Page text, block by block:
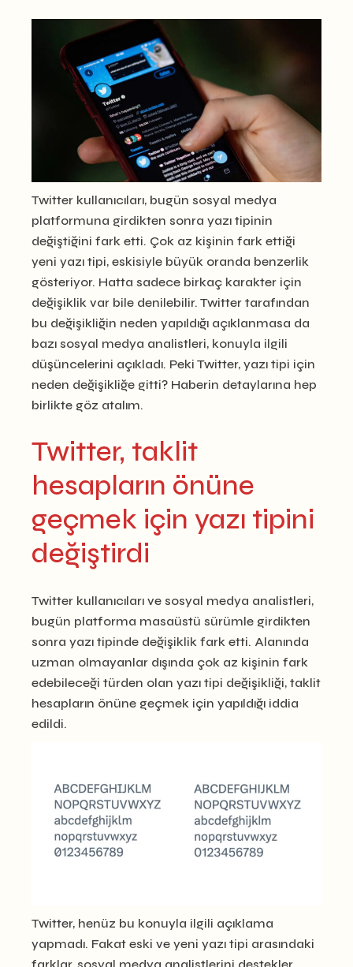
Twitter kullanıcıları, bugün sosyal medya
platformuna girdikten sonra yazı tipinin
değiştiğini fark etti. Çok az kişinin fark ettiği
yeni yazı tipi, eskisiyle büyük oranda benzerlik
gösteriyor. Hatta sadece birkaç karakter için
değişiklik var bile denilebilir. Twitter tarafından
bu değişikliğin neden yapıldığı açıklanmasa da
bazı sosyal medya analistleri, konuyla ilgili
düşüncelerini açıkladı. Peki Twitter, yazı tipi için
neden değişikliğe gitti? Haberin detaylarına hep
birlikte göz atalım.
Twitter, taklit
hesapların önüne
geçmek için yazı tipini
değiştirdi
Twitter kullanıcıları ve sosyal medya analistleri,
bugün platforma masaüstü sürümle girdikten
sonra yazı tipinde değişiklik fark etti. Alanında
uzman olmayanlar dışında çok az kişinin fark
edebileceği türden olan yazı tipi değişikliği, taklit
hesapların önüne geçmek için yapıldığı iddia
edildi.
Twitter, henüz bu konuyla ilgili açıklama
yapmadı. Fakat eski ve yeni yazı tipi arasındaki
farklar, sosyal medya analistlerini destekler